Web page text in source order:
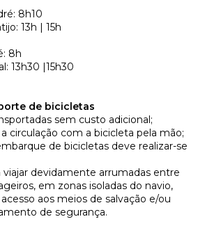
8h10
13h | 15h
8h
13h30 |15h30
de bicicletas
sem custo adicional;
circulação com a bicicleta pela mão;
de bicicletas deve realizar-se
viajar devidamente arrumadas entre
em zonas isoladas do navio,
aos meios de salvação e/ou
de segurança.